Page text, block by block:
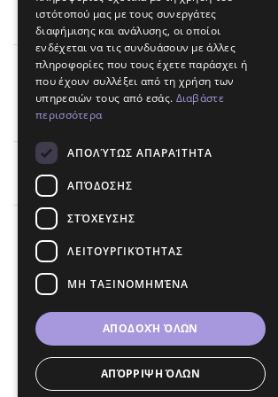
ΥΠΗΡΕΣΙΕΣ &
ΕΝΗΜΕΡΩΣΕΙΣ &
ΕΙΔΗΣΕΙΣ
Επικοινωνία
Επιλέξτε γλώσσα
© 2026 SYMMETRIA -
ιστότοπού μας με τους συνεργάτες
διαφήμισης και ανάλυσης, οι οποίοι
ενδέχεται να τις συνδυάσουν με άλλες
πληροφορίες που τους έχετε παράσχει ή
που έχουν συλλέξει από τη χρήση των
υπηρεσιών τους από εσάς. Διαβάστε
περισσότερα
ΑΠΟΛΎΤΩΣ ΑΠΑΡΑΊΤΗΤΑ
ΑΠΌΔΟΣΗΣ
ΣΤΌΧΕΥΣΗΣ
ΛΕΙΤΟΥΡΓΙΚΌΤΗΤΑΣ
ΜΗ ΤΑΞΙΝΟΜΗΜΈΝΑ
ΑΠΟΔΟΧΉ ΌΛΩΝ
ΑΠΌΡΡΙΨΗ ΌΛΩΝ